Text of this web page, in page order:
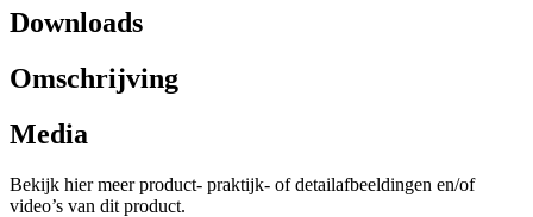
Downloads
Omschrijving
Media
Bekijk hier meer product- praktijk- of detailafbeeldingen en/of
video’s van dit product.